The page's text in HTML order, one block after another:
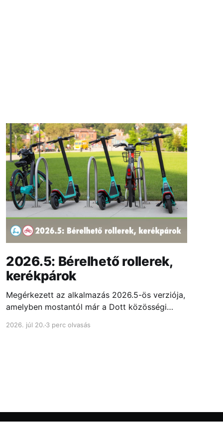
2026.5: Bérelhető rollerek,
kerékpárok
Megérkezett az alkalmazás 2026.5-ös verziója,
amelyben mostantól már a Dott közösségi
vidéki városban. Emellett átdolgoztuk...
2026. júl 20.3 perc olvasás